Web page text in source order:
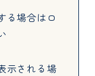
る場合は ロ
示される場